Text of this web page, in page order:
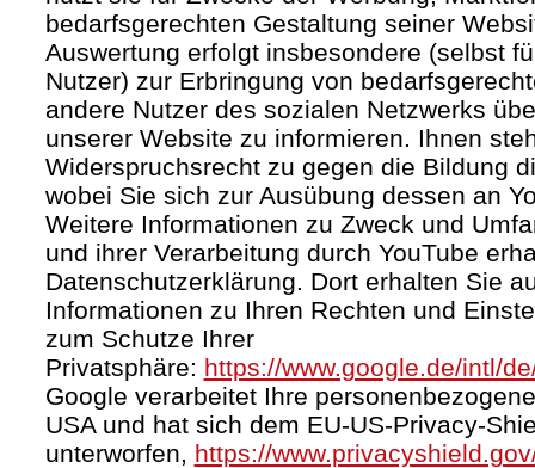
bedarfsgerechten Gestaltung seiner
Auswertung erfolgt insbesondere (selbst
Nutzer) zur Erbringung von
andere Nutzer des sozialen Netzwerks
unserer Website zu informieren. Ihnen
Widerspruchsrecht zu gegen die Bildung
wobei Sie sich zur Ausübung dessen an
Weitere Informationen zu Zweck und
und ihrer Verarbeitung durch YouTube
Datenschutzerklärung. Dort erhalten Sie
Informationen zu Ihren Rechten und
zum Schutze Ihrer
Privatsphäre: https://www.google.de/intl/
Google verarbeitet Ihre
USA und hat sich dem EU-US-Privacy-
unterworfen, https://